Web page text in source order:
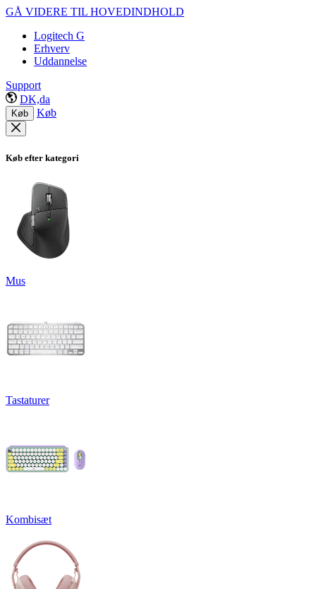
GÅ VIDERE TIL HOVEDINDHOLD
Logitech G
Erhverv
Uddannelse
Support
DK,da
Køb Køb
Køb efter kategori
Mus
Tastaturer
Kombisæt